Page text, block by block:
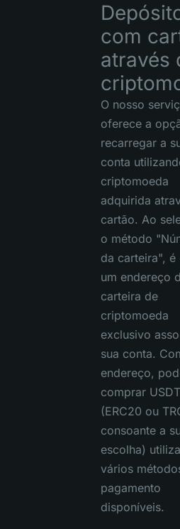
com
através
O nosso
oferece a
recarregar a
conta
criptomoeda
adquirida
cartão. Ao
o método
da carteira", é
um endereço
carteira de
criptomoeda
exclusivo
sua conta.
endereço,
comprar USDT
(ERC20 ou
consoante a
escolha)
vários
pagamento
disponíveis.